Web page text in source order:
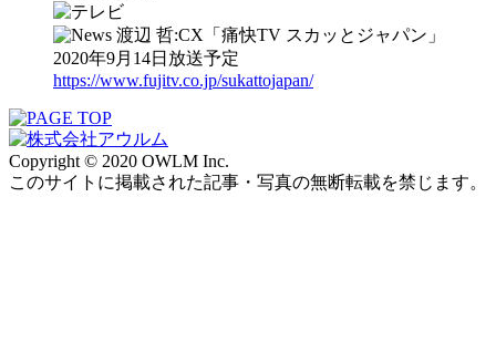
渡辺 哲:CX「痛快TV スカッとジャパン」
2020年9月14日放送予定
https://www.fujitv.co.jp/sukattojapan/
Copyright © 2020 OWLM Inc.
このサイトに掲載された記事・写真の無断転載を禁じます。